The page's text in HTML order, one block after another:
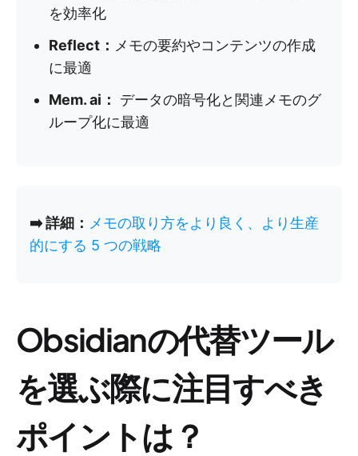
を効率化
Reflect： メモの要約やコンテンツの作成
に最適
Mem. ai：
データの暗号化と関連メモのグ
ループ化に最適
➡️ 詳細： メモの取り方をより良く、より生産
的にする 5 つの戦略
Obsidianの代替ツール
を選ぶ際に注目すべき
ポイントは？